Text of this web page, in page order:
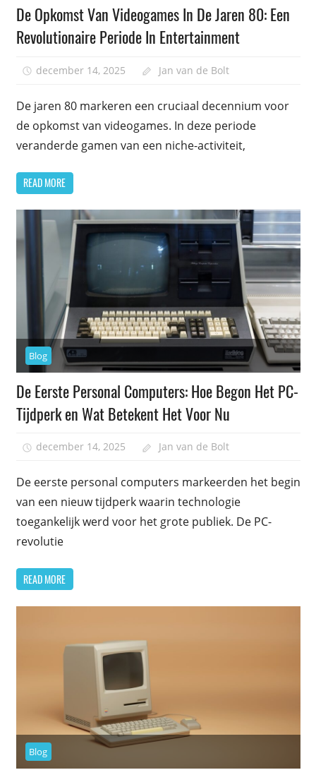
De Opkomst Van Videogames In De Jaren 80: Een
Revolutionaire Periode In Entertainment
december 14, 2025 Jan van de Bolt
De jaren 80 markeren een cruciaal decennium voor
de opkomst van videogames. In deze periode
veranderde gamen van een niche-activiteit,
READ MORE
Blog
De Eerste Personal Computers: Hoe Begon Het PC-
Tijdperk en Wat Betekent Het Voor Nu
december 14, 2025 Jan van de Bolt
De eerste personal computers markeerden het begin
van een nieuw tijdperk waarin technologie
toegankelijk werd voor het grote publiek. De PC-
revolutie
READ MORE
Blog